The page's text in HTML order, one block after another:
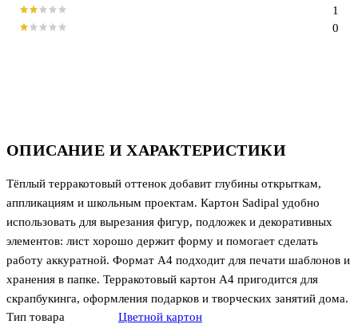
ОПИСАНИЕ И ХАРАКТЕРИСТИКИ
Тёплый терракотовый оттенок добавит глубины открыткам,
аппликациям и школьным проектам. Картон Sadipal удобно
использовать для вырезания фигур, подложек и декоративных
элементов: лист хорошо держит форму и помогает сделать
работу аккуратной. Формат А4 подходит для печати шаблонов и
хранения в папке. Терракотовый картон А4 пригодится для
скрапбукинга, оформления подарков и творческих занятий дома.
Тип товара
Цветной картон
0
1